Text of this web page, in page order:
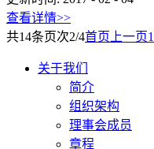
查看详情>>
共14条页次2/4首页 上一页1
关于我们
简介
组织架构
理事会成员
章程